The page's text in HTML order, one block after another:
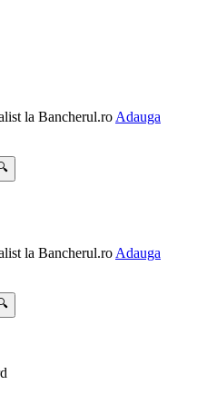
la Bancherul.ro Adauga
la Bancherul.ro Adauga